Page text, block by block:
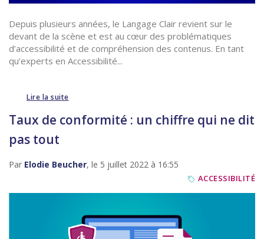
Depuis plusieurs années, le Langage Clair revient sur le
devant de la scène et est au cœur des problématiques
d’accessibilité et de compréhension des contenus. En tant
qu’experts en Accessibilité...
Lire la suite
Taux de conformité : un chiffre qui ne dit
pas tout
Par Elodie Beucher, le 5 juillet 2022 à 16:55
ACCESSIBILITÉ